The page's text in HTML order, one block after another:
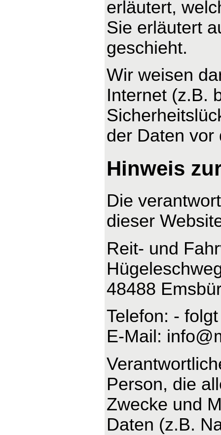
erläutert,
Sie erläutert
geschieht.
Wir weisen
Internet (z.B.
der Daten vor
Hinweis
Die
dieser
Reit- und
48488
Telefon: -
E-Mail:
Person, die
Zwecke und
Daten (z.B.